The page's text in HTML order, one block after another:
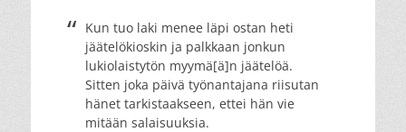
Kun tuo laki menee läpi ostan heti
jäätelökioskin ja palkkaan jonkun
lukiolaistytön myymä[ä]n jäätelöä.
Sitten joka päivä työnantajana riisutan
hänet tarkistaakseen, ettei hän vie
mitään salaisuuksia.